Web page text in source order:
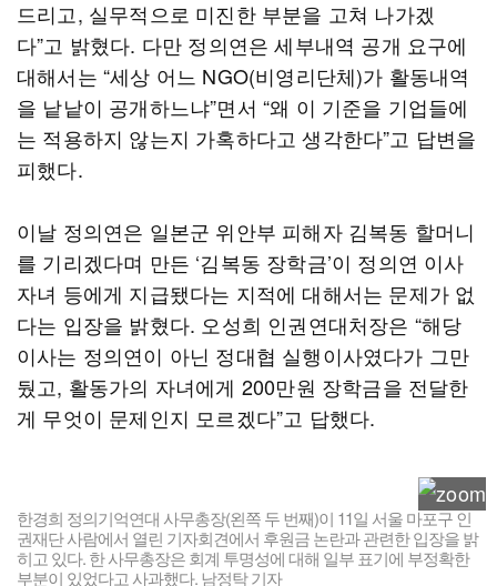
드리고, 실무적으로 미진한 부분을 고쳐 나가겠
다”고 밝혔다. 다만 정의연은 세부내역 공개 요구에
대해서는 “세상 어느 NGO(비영리단체)가 활동내역
을 낱낱이 공개하느냐”면서 “왜 이 기준을 기업들에
는 적용하지 않는지 가혹하다고 생각한다”고 답변을
피했다.
이날 정의연은 일본군 위안부 피해자 김복동 할머니
를 기리겠다며 만든 ‘김복동 장학금’이 정의연 이사
자녀 등에게 지급됐다는 지적에 대해서는 문제가 없
다는 입장을 밝혔다. 오성희 인권연대처장은 “해당
이사는 정의연이 아닌 정대협 실행이사였다가 그만
뒀고, 활동가의 자녀에게 200만원 장학금을 전달한
게 무엇이 문제인지 모르겠다”고 답했다.
한경희 정의기억연대 사무총장(왼쪽 두 번째)이 11일 서울 마포구 인
권재단 사람에서 열린 기자회견에서 후원금 논란과 관련한 입장을 밝
히고 있다. 한 사무총장은 회계 투명성에 대해 일부 표기에 부정확한
부분이 있었다고 사과했다. 남정탁 기자